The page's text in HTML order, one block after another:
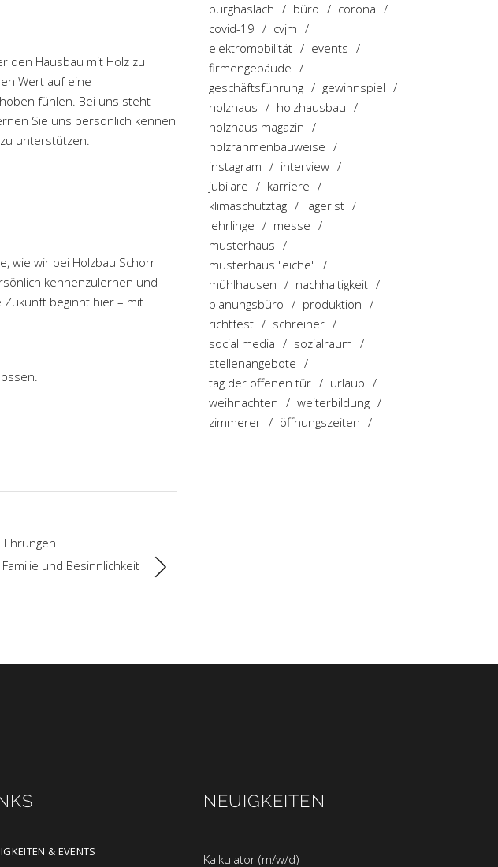
den Hausbau mit Holz zu
Wert auf eine
fühlen. Bei uns steht
Sie uns persönlich kennen
unterstützen.
wie wir bei Holzbau Schorr
kennenzulernen und
Zukunft beginnt hier – mit
und Besinnlichkeit
burghaslach
büro
corona
covid-19
cvjm
elektromobilität
events
firmengebäude
geschäftsführung
gewinnspiel
holzhaus
holzhausbau
holzhaus magazin
holzrahmenbauweise
instagram
interview
jubilare
karriere
klimaschutztag
lagerist
lehrlinge
messe
musterhaus
musterhaus "eiche"
mühlhausen
nachhaltigkeit
planungsbüro
produktion
richtfest
schreiner
social media
sozialraum
stellenangebote
tag der offenen tür
urlaub
weihnachten
weiterbildung
zimmerer
öffnungszeiten
& EVENTS
NEUIGKEITEN
Kalkulator (m/w/d)